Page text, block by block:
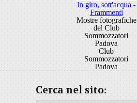
In giro, sott'acqua -
Frammenti
Mostre fotografiche
del Club
Sommozzatori
Padova
Club
Sommozzatori
Padova
Cerca nel sito: